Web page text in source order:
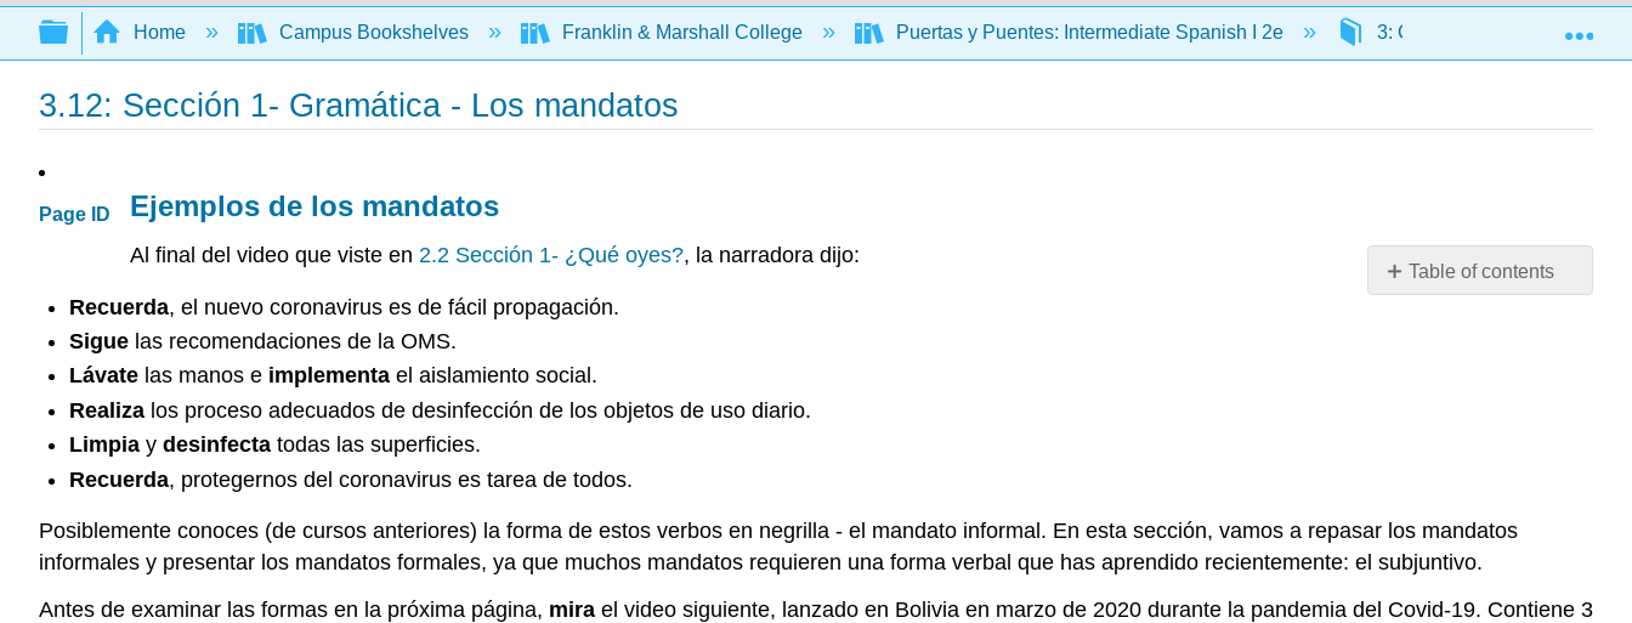
Search
Expand/collapse global hierarchy
Home Campus Bookshelves Franklin & Marshall College Puertas y Puentes: Intermediate Spanish I 2e 3: Capítulo 3- La salud física
3.12: Sección 1- Gramática - Los mandatos
Page ID
Table of contents
Ejemplos de los mandatos
Al final del video que viste en 2.2 Sección 1- ¿Qué oyes?, la narradora dijo:
Recuerda, el nuevo coronavirus es de fácil propagación.
Siguelas recomendaciones de la OMS.
Lávatelas manos e implementael aislamiento social.
Realizalos proceso adecuados de desinfección de los objetos de uso diario.
Limpiay desinfectatodas las superficies.
Recuerda, protegernos del coronavirus es tarea de todos.
Posiblemente conoces (de cursos anteriores) la forma de estos verbos en negrilla - el mandato informal. En esta sección, vamos a repasar los mandatos
informales y presentar los mandatos formales, ya que muchos mandatos requieren una forma verbal que has aprendido recientemente: el subjuntivo.
Antes de examinar las formas en la próxima página, mira el video siguiente, lanzado en Bolivia en marzo de 2020 durante la pandemia del Covid-19. Contiene 3